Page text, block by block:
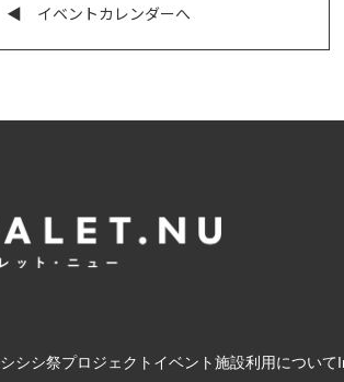
◀︎ イベントカレンダーへ
シシシ祭プロジェクト イベント施設利用について